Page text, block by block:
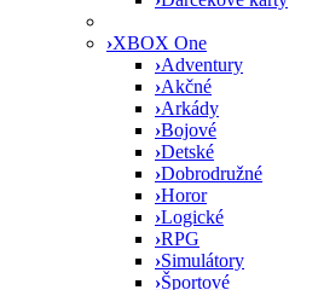
›XBOX One
›Adventury
›Akčné
›Arkády
›Bojové
›Detské
›Dobrodružné
›Horor
›Logické
›RPG
›Simulátory
›Športové